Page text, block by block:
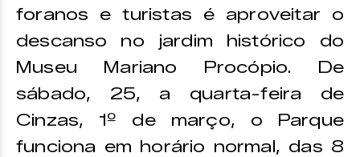
foranos e turistas é aproveitar o
descanso no jardim histórico do
Museu Mariano Procópio. De
sábado, 25, a quarta-feira de
Cinzas, 1º de março, o Parque
funciona em horário normal, das 8